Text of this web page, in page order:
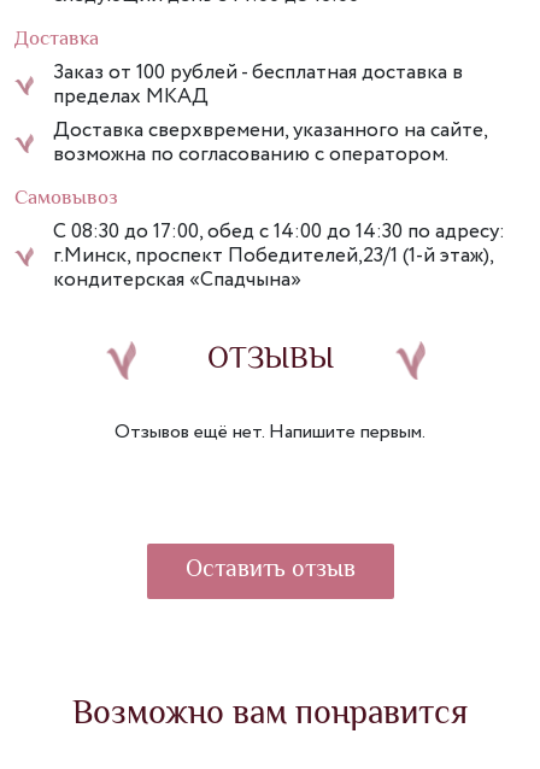
Доставка
Заказ от 100 рублей - бесплатная доставка в
пределах МКАД
Доставка сверхвремени, указанного на сайте,
возможна по согласованию с оператором.
Самовывоз
С 08:30 до 17:00, обед с 14:00 до 14:30 по адресу:
г.Минск, проспект Победителей,23/1 (1-й этаж),
кондитерская «Спадчына»
ОТЗЫВЫ
Отзывов ещё нет. Напишите первым.
Оставить отзыв
Возможно вам понравится